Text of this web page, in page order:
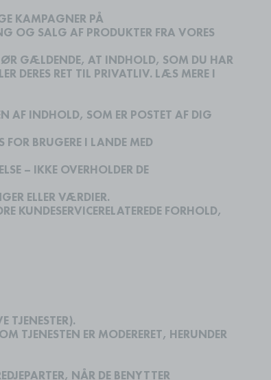
KAMPAGNER PÅ
OG SALG AF PRODUKTER FRA VORES
GÆLDENDE, AT INDHOLD, SOM DU HAR
DERES RET TIL PRIVATLIV. LÆS MERE I
AF INDHOLD, SOM ER POSTET AF DIG
BRUGERE I LANDE MED
– IKKE OVERHOLDER DE
ELLER VÆRDIER.
KUNDESERVICERELATEREDE FORHOLD,
TJENESTER).
TJENESTEN ER MODERERET, HERUNDER
NÅR DE BENYTTER